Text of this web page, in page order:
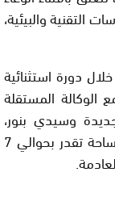
التقنية والبيئية،
دورة استثنائية
مع الوكالة المستقلة
وسيدي بنور،
تضمنت التزام الجماعة بتوفير وعاء عقاري بمساحة تقدر بحوالي 7